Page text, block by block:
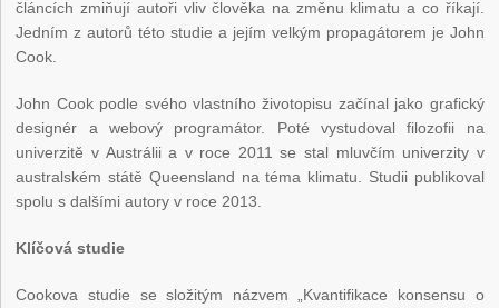
článcích zmiňují autoři vliv člověka na změnu klimatu a co říkají.
Jedním z autorů této studie a jejím velkým propagátorem je John
Cook.
John Cook podle svého vlastního životopisu začínal jako grafický
designér a webový programátor. Poté vystudoval filozofii na
univerzitě v Austrálii a v roce 2011 se stal mluvčím univerzity v
australském státě Queensland na téma klimatu. Studii publikoval
spolu s dalšími autory v roce 2013.
Klíčová studie
Cookova studie se složitým názvem „Kvantifikace konsensu o